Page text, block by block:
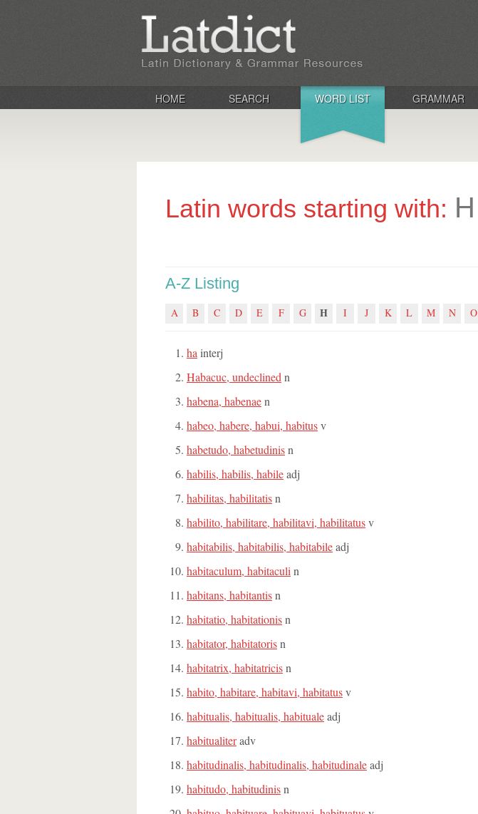
HOME SEARCH WORD LIST GRAMMAR
Latin words starting with: H
A-Z Listing
A B C D E F G H I J K L M N O
ha interj
Habacuc, undeclined n
habena, habenaen
habeo, habere, habui, habitusv
habetudo, habetudinisn
habilis, habilis, habileadj
habilitas, habilitatisn
habilito, habilitare, habilitavi, habilitatusv
habitabilis, habitabilis, habitabileadj
habitaculum, habitaculi n
habitans, habitantisn
habitatio, habitationisn
habitator, habitatorisn
habitatrix, habitatricisn
habito, habitare, habitavi, habitatusv
habitualis, habitualis, habitualeadj
habitualiteradv
habitudinalis, habitudinalis, habitudinaleadj
habitudo, habitudinisn